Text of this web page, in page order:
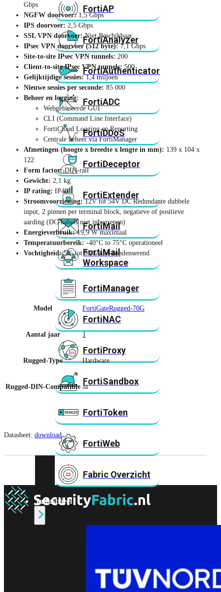
FortiAP
FortiAnalyzer
FortiAuthenticator
FortiADC
FortiDDoS
FortiDeceptor
FortiExtender
FortiMail
FortiMail
Workspace
FortiManager
FortiNAC
FortiProxy
FortiSandbox
FortiToken
FortiWeb
Fabric Overzicht
Industrieel
RuggedizedFortiSRA
Gbps
NGFW doorvoer: 1,5 Gbps
IPS doorvoer: 2,5 Gbps
SSL VPN doorvoer:Niet Beschikbaar
IPsec VPN doorvoer (512 byte):7,1 Gbps
Site-to-site IPsec VPN tunnels: 200
Client-to-site IPsec VPN tunnels: 500
Gelijktijdige sessies:1,4 miljoen
Nieuwe sessies per seconde: 85 000
Beheer en logging:
Webgebaseerde GUI
CLI (Command Line Interface)
FortiCloud Logging en Reporting
Centrale beheer via FortiManager
Afmetingen (hoogte x breedte x lengte in mm): 139 x 104 x
122
Form factor: DIN-rail
Gewicht: 2,1 kg
IP rating: IP40
Stroomvoorziening:12V tot 54V DC Redundante dubbele
input, 2 pinnen per terminal block, negatieve of positieve
aarding (DC-kabels niet inbegrepen)
Energieverbruik:19,9 W maximaal
Temperatuurbereik: -40°C to 75°C operationeel
Vochtigheid:5% tot 95% niet-condenserend
Model FortiGateRugged-70G
Aantal jaar 1
Rugged-Type Hardware
Rugged-DIN-Compatible Ja
Datasheet: download